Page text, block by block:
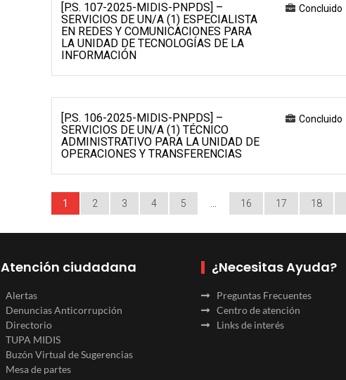
[P.S. 107-2025-MIDIS-PNPDS] –
SERVICIOS DE UN/A (1) ESPECIALISTA
EN REDES Y COMUNICACIONES PARA
LA UNIDAD DE TECNOLOGÍAS DE LA
INFORMACIÓN
Concluido
[P.S. 106-2025-MIDIS-PNPDS] –
SERVICIOS DE UN/A (1) TÉCNICO
ADMINISTRATIVO PARA LA UNIDAD DE
OPERACIONES Y TRANSFERENCIAS
Concluido
1 2 3 4 5 16 17 18
Atención ciudadana
Alertas
Denuncias Anticorrupción
Directorio
TUPA MIDIS
Buzón Virtual de Sugerencias
Mesa de partes
¿Necesitas Ayuda?
Preguntas Frecuentes
Centro de atención
Links de interés